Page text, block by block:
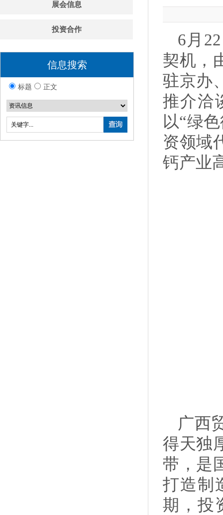
展会信息
投资合作
信息搜索
标题 正文
6月
契机，
驻京办
推介洽
以“绿
资领域
钙产业
广西
得天独
带，是
打造制
期，投